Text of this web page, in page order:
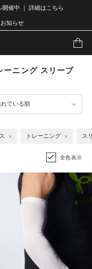
開催中 ｜ 詳細はこちら
知らせ
ーニング スリーブ
ている順
トレーニング ス
全色表示